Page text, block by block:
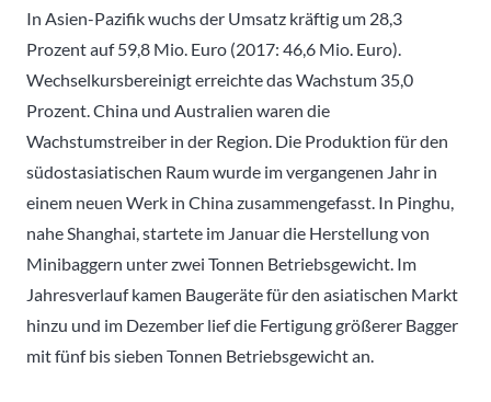
In Asien-Pazifik wuchs der Umsatz kräftig um 28,3
Prozent auf 59,8 Mio. Euro (2017: 46,6 Mio. Euro).
Wechselkursbereinigt erreichte das Wachstum 35,0
Prozent. China und Australien waren die
Wachstumstreiber in der Region. Die Produktion für den
südostasiatischen Raum wurde im vergangenen Jahr in
einem neuen Werk in China zusammengefasst. In Pinghu,
nahe Shanghai, startete im Januar die Herstellung von
Minibaggern unter zwei Tonnen Betriebsgewicht. Im
Jahresverlauf kamen Baugeräte für den asiatischen Markt
hinzu und im Dezember lief die Fertigung größerer Bagger
mit fünf bis sieben Tonnen Betriebsgewicht an.